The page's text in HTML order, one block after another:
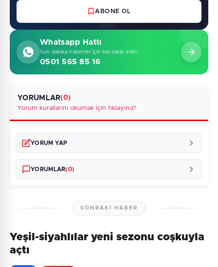
ABONE OL
Whatsapp Hattı
Son dakika haberler için bizi takip edin!
0501 565 85 16
YORUMLAR(0)
Yorum kurallarını okumak için tıklayınız!
YORUM YAP
YORUMLAR(0)
Henüz yorum yapılmamış. İlk yorumu siz yapın!
SONRAKI HABER
Yeşil-siyahlılar yeni sezonu coşkuyla
açtı